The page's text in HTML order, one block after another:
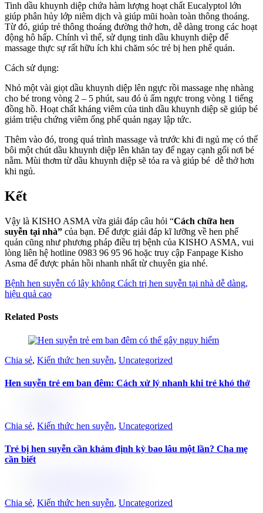
Tinh dầu khuynh diệp chứa hàm lượng hoạt chất Eucalyptol lớn
giúp phân hủy lớp niêm dịch và giúp mũi hoàn toàn thông thoáng.
Từ đó, giúp trẻ thông thoáng đường thở hơn, dễ dàng trong các hoạt
động hô hấp. Chính vì thế, sử dụng tinh dầu khuynh diệp để
massage thực sự rất hữu ích khi chăm sóc trẻ bị hen phế quản.
Cách sử dụng:
Nhỏ một vài giọt dầu khuynh diệp lên ngực rồi massage nhẹ nhàng
cho bé trong vòng 2 – 5 phút, sau đó ủ ấm ngực trong vòng 1 tiếng
đồng hồ. Hoạt chất kháng viêm của tinh dầu khuynh diệp sẽ giúp bé
giảm triệu chứng viêm ống phế quản ngay lập tức.
Thêm vào đó, trong quá trình massage và trước khi đi ngủ mẹ có thể
bôi một chút dầu khuynh diệp lên khăn tay để ngay cạnh gối nơi bé
nằm. Mùi thơm từ dầu khuynh diệp sẽ tỏa ra và giúp bé dễ thở hơn
khi ngủ.
Kết
Vậy là KISHO ASMA vừa giải đáp câu hỏi “Cách chữa hen
suyễn tại nhà” của bạn. Để được giải đáp kĩ lưỡng về hen phế
quản cũng như phương pháp điều trị bệnh của KISHO ASMA, vui
lòng liên hệ hotline 0983 96 95 96 hoặc truy cập Fanpage Kisho
Asma để được phản hồi nhanh nhất từ chuyên gia nhé.
Bệnh hen suyễn có lây không Cách trị hen suyễn tại nhà dễ dàng,
hiệu quả cao
Related Posts
Chia sẻ, Kiến thức hen suyễn, Uncategorized
Hen suyễn trẻ em ban đêm: Cách xử lý nhanh khi trẻ khó thở
Chia sẻ, Kiến thức hen suyễn, Uncategorized
Trẻ bị hen suyễn cần khám định kỳ bao lâu một lần? Cha mẹ
cần biết
Chia sẻ, Kiến thức hen suyễn, Uncategorized